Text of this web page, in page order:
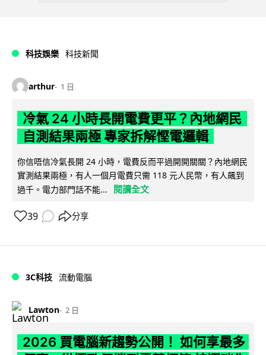
科技娛樂 科技新聞
arthur 1 日
冷氣 24 小時長開電費更平？內地網民
自測結果兩極 專家拆解慳電邏輯
你信唔信冷氣長開 24 小時，電費反而平過開開關關？內地網民
實測結果兩極，有人一個月電費只需 118 元人民幣，有人飆到
過千。電力部門話不能...
閱讀全文
39 分享
3C科技 流動電腦
Lawton 2 日
2026 買電腦新趨勢公開！ 如何享最多